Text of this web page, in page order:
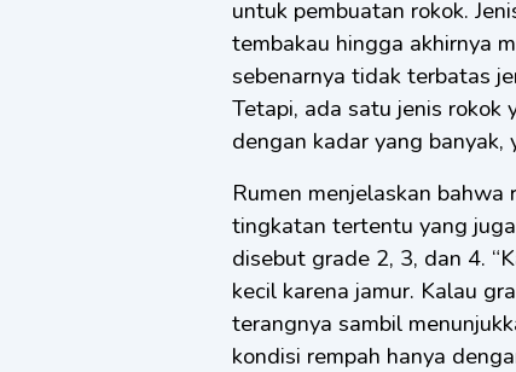
untuk pembuatan rokok.
tembakau hingga akhirnya
sebenarnya tidak terbatas
Tetapi, ada satu jenis rokok
dengan kadar yang
Rumen menjelaskan
tingkatan tertentu yang
disebut grade 2, 3, dan 4.
kecil karena jamur. Kalau
terangnya sambil
kondisi rempah hanya